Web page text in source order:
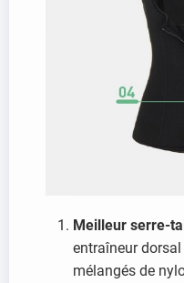
Meilleur serre-
entraîneur
mélangés de